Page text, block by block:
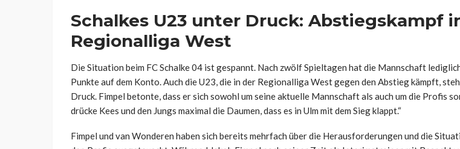
Schalkes U23 unter Druck: Abstiegskampf
Regionalliga West
Die Situation beim FC Schalke 04 ist gespannt. Nach zwölf Spieltagen hat die Mannschaft
Punkte auf dem Konto. Auch die U23, die in der Regionalliga West gegen den Abstieg kämpft,
Druck. Fimpel betonte, dass er sich sowohl um seine aktuelle Mannschaft als auch um die Profis
drücke Kees und den Jungs maximal die Daumen, dass es in Ulm mit dem Sieg klappt.“
Fimpel und van Wonderen haben sich bereits mehrfach über die Herausforderungen und die